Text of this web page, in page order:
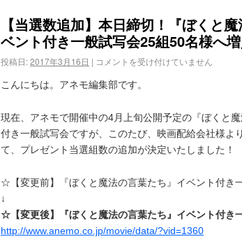
【当選数追加】本日締切！『ぼくと
ベント付き一般試写会25組50名様へ
投稿日:2017年3月16日 | コメントを受け付けていません
こんにちは。アネモ編集部です。
現在、アネモで開催中の4月上旬公開予定の『ぼくと
付き一般試写会ですが、このたび、映画配給会社様よ
て、プレゼント当選組数の追加が決定いたしました！
☆【変更前】『ぼくと魔法の言葉たち』イベント付き
↓
☆【変更後】『ぼくと魔法の言葉たち』イベント付き
http://www.anemo.co.jp/movie/data/?vid=1360